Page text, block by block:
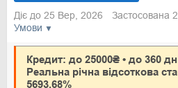
Умови
Діє до 25 Вер, 2026 Застосована
Кредит: до 25000₴ • до 360
Реальна річна відсоткова
5693.68%